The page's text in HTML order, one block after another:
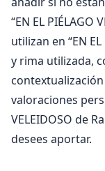
“EN EL PIÉLAGO
utilizan en “EN
y rima utilizada,
valoraciones
VELEIDOSO de
desees aportar.